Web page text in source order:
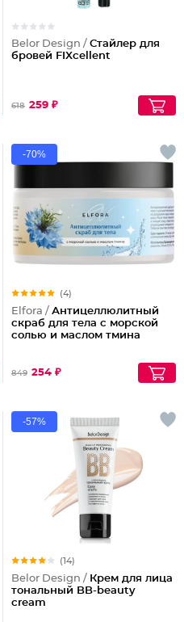
Belor Design / Стайлер для
бровей FIXcellent
618 259 ₽
-70%
(4)
Elfora / Антицеллюлитный
скраб для тела с морской
солью и маслом тмина
849 254 ₽
-57%
(14)
Belor Design / Крем для лица
тональный BB-beauty
cream